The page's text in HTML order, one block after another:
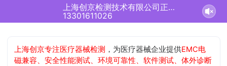
上海创京检测技术有限公司正在为您服务
13301611026
上海创京专注医疗器械检测 ，为医疗器械企业提供EMC电
磁兼容、安全性能测试、环境可靠性、软件测试、体外诊断